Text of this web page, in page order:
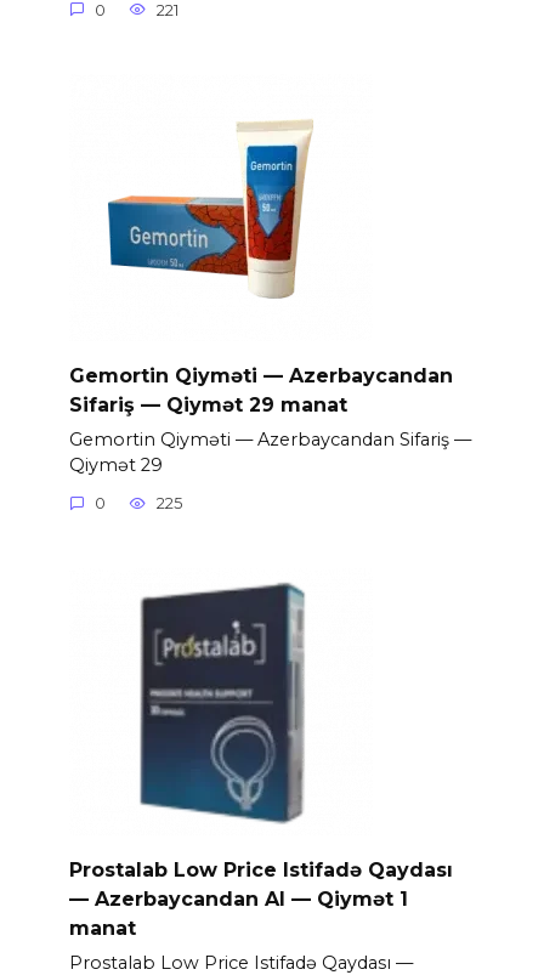
0 221
Gemortin Qiyməti — Azerbaycandan
Sifariş — Qiymət 29 manat
Gemortin Qiyməti — Azerbaycandan Sifariş —
Qiymət 29
0 225
Prostalab Low Price Istifadə Qaydası
— Azerbaycandan Al — Qiymət 1
manat
Prostalab Low Price Istifadə Qaydası —